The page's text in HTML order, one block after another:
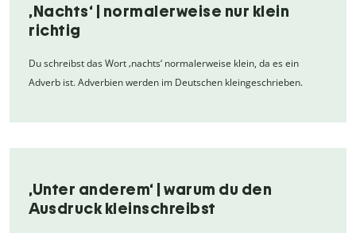
‚Nachts‘ | normalerweise nur klein
richtig
Du schreibst das Wort ‚nachts‘ normalerweise klein, da es ein
Adverb ist. Adverbien werden im Deutschen kleingeschrieben.
‚Unter anderem‘ | warum du den
Ausdruck kleinschreibst